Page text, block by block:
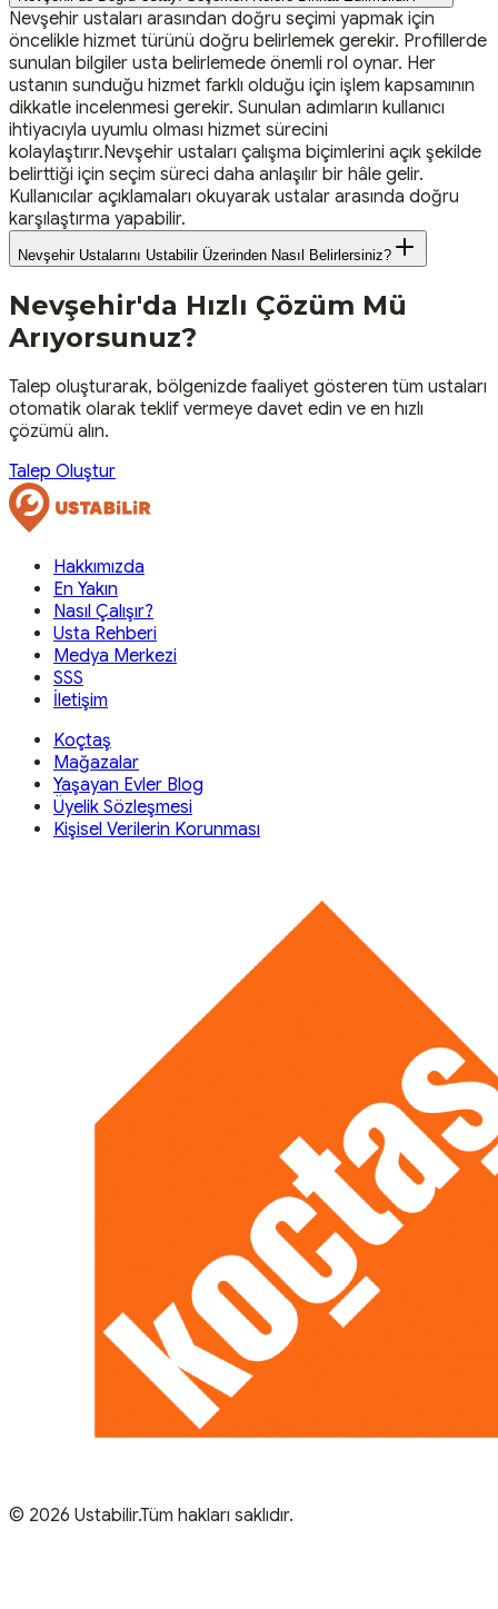
Nevşehir ustaları arasından doğru seçimi yapmak için
öncelikle hizmet türünü doğru belirlemek gerekir. Profillerde
sunulan bilgiler usta belirlemede önemli rol oynar. Her
ustanın sunduğu hizmet farklı olduğu için işlem kapsamının
dikkatle incelenmesi gerekir. Sunulan adımların kullanıcı
ihtiyacıyla uyumlu olması hizmet sürecini
kolaylaştırır.Nevşehir ustaları çalışma biçimlerini açık şekilde
belirttiği için seçim süreci daha anlaşılır bir hâle gelir.
Kullanıcılar açıklamaları okuyarak ustalar arasında doğru
karşılaştırma yapabilir.
Nevşehir Ustalarını Ustabilir Üzerinden Nasıl Belirlersiniz?
Nevşehir'da Hızlı Çözüm Mü
Arıyorsunuz?
Talep oluşturarak, bölgenizde faaliyet gösteren tüm ustaları
otomatik olarak teklif vermeye davet edin ve en hızlı
çözümü alın.
Talep Oluştur
Hakkımızda
En Yakın
Nasıl Çalışır?
Usta Rehberi
Medya Merkezi
SSS
İletişim
Koçtaş
Mağazalar
Yaşayan Evler Blog
Üyelik Sözleşmesi
Kişisel Verilerin Korunması
© 2026 Ustabilir.Tüm hakları saklıdır.